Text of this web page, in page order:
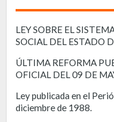
LEY SOBRE EL
SOCIAL DEL ESTADO
ÚLTIMA REFORMA
OFICIAL DEL 09 DE
Ley publicada en el
diciembre de 1988.